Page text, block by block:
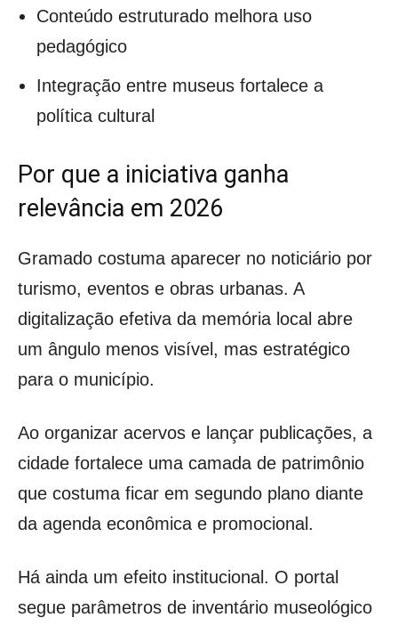
Conteúdo estruturado melhora uso
pedagógico
Integração entre museus fortalece a
política cultural
Por que a iniciativa ganha
relevância em 2026
Gramado costuma aparecer no noticiário por
turismo, eventos e obras urbanas. A
digitalização efetiva da memória local abre
um ângulo menos visível, mas estratégico
para o município.
Ao organizar acervos e lançar publicações, a
cidade fortalece uma camada de patrimônio
que costuma ficar em segundo plano diante
da agenda econômica e promocional.
Há ainda um efeito institucional. O portal
segue parâmetros de inventário museológico